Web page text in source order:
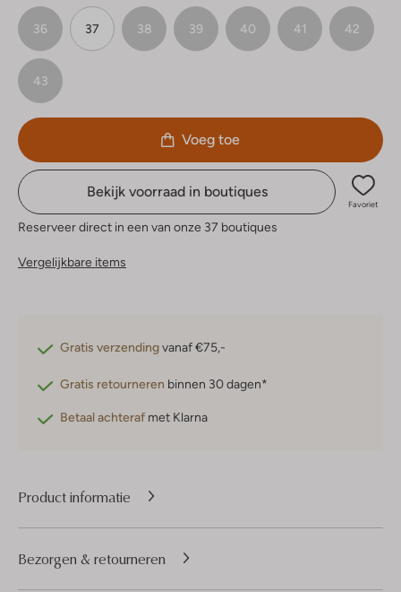
36 37 38 39 40 41 42
43
Voeg toe
Bekijk voorraad in boutiques
Favoriet
Reserveer direct in een van onze 37 boutiques
Vergelijkbare items
Gratis verzendingvanaf €75,-
Gratis retourneren binnen 30 dagen*
Betaal achteraf met Klarna
Product informatie
Bezorgen & retourneren